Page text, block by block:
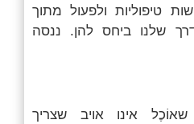
טיפוליות ולפעול מתוך
שלנו ביחס להן. ננסה
שאוֹכֶל אינו אויב שצריך